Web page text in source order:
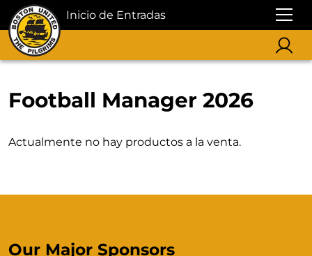
Inicio de Entradas
Football Manager 2026
Actualmente no hay productos a la venta.
Our Major Sponsors